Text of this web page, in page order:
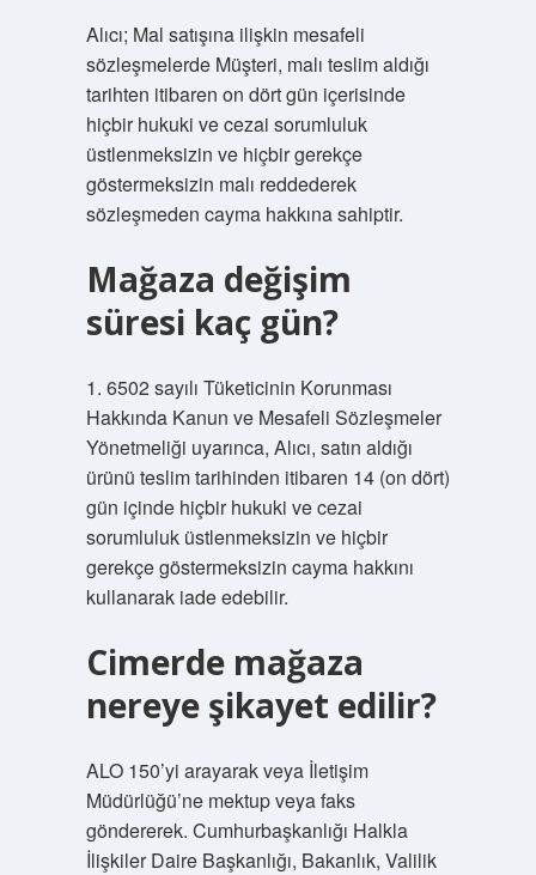
Alıcı; Mal satışına ilişkin mesafeli
sözleşmelerde Müşteri, malı teslim aldığı
tarihten itibaren on dört gün içerisinde
hiçbir hukuki ve cezai sorumluluk
üstlenmeksizin ve hiçbir gerekçe
göstermeksizin malı reddederek
sözleşmeden cayma hakkına sahiptir.
Mağaza değişim
süresi kaç gün?
1. 6502 sayılı Tüketicinin Korunması
Hakkında Kanun ve Mesafeli Sözleşmeler
Yönetmeliği uyarınca, Alıcı, satın aldığı
ürünü teslim tarihinden itibaren 14 (on dört)
gün içinde hiçbir hukuki ve cezai
sorumluluk üstlenmeksizin ve hiçbir
gerekçe göstermeksizin cayma hakkını
kullanarak iade edebilir.
Cimerde mağaza
nereye şikayet edilir?
ALO 150’yi arayarak veya İletişim
Müdürlüğü’ne mektup veya faks
göndererek. Cumhurbaşkanlığı Halkla
İlişkiler Daire Başkanlığı, Bakanlık, Valilik